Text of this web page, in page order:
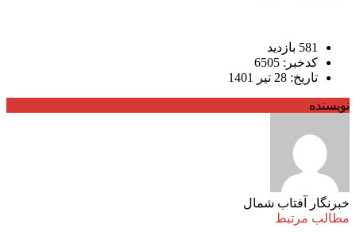
581 بازدید
کدخبر: 6505
تاریخ: 28 تیر 1401
نویسنده
خبرنگار آفتاب شمال
مطالب مرتبط